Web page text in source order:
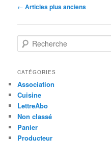
Navigation
articles
← Articles plus anciens
e
h
r
c
h
e
CATÉGORIES
Association
Cuisine
LettreAbo
Non classé
Panier
Producteur